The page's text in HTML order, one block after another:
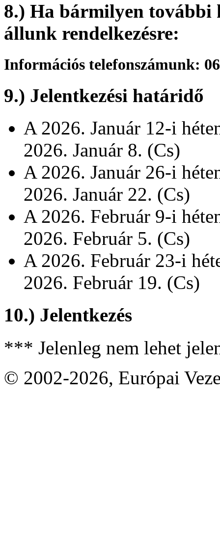
8.) Ha bármilyen további
állunk rendelkezésre:
Információs telefonszámunk:
9.) Jelentkezési határidő
A 2026. Január 12-i
2026. Január 8. (Cs)
A 2026. Január 26-i
2026. Január 22. (Cs)
A 2026. Február 9-i
2026. Február 5. (Cs)
A 2026. Február 23-i
2026. Február 19. (Cs)
10.) Jelentkezés
*** Jelenleg nem lehet
© 2002-2026, Európai